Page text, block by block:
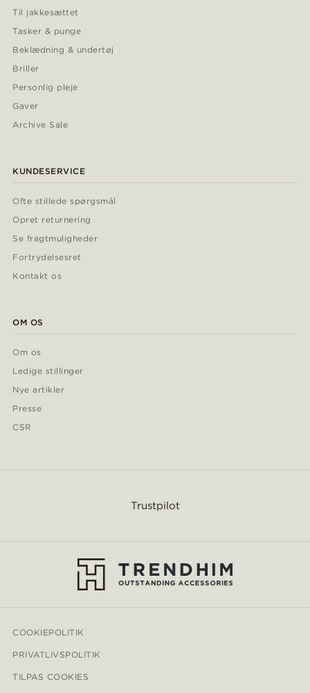
Til jakkesættet
Tasker & punge
Beklædning & undertøj
Briller
Personlig pleje
Gaver
Archive Sale
KUNDESERVICE
Ofte stillede spørgsmål
Opret returnering
Se fragtmuligheder
Fortrydelsesret
Kontakt os
OM OS
Om os
Ledige stillinger
Nye artikler
Presse
CSR
Trustpilot
COOKIEPOLITIK
PRIVATLIVSPOLITIK
TILPAS COOKIES